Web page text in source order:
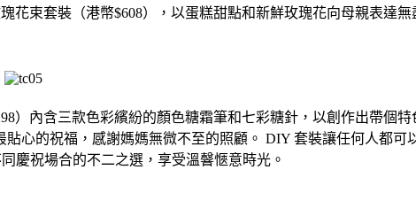
花束套裝（港幣$608）， 以蛋糕甜點和新鮮玫瑰花向母親表達無
） 內含三款色彩繽紛的顏色糖霜筆和七彩糖針，以創作出帶個特
心的祝福， 感謝媽媽無微不至的照顧。 DIY 套裝讓任何人都可
慶祝場合的不二之選， 享受溫韾愜意時光。